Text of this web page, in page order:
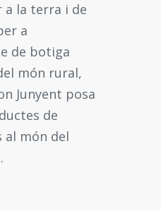
a la terra i de
a
de botiga
món rural,
Junyent posa
de
món del